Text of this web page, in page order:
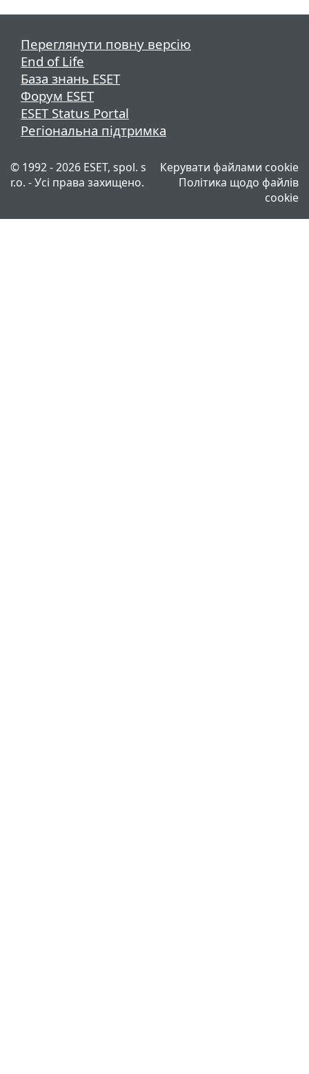
Переглянути повну версію
End of Life
База знань ESET
Форум ESET
ESET Status Portal
Регіональна підтримка
© 1992 - 2026 ESET, spol. s
r.o. - Усі права захищено.
Керувати файлами cookie
Політика щодо файлів
cookie